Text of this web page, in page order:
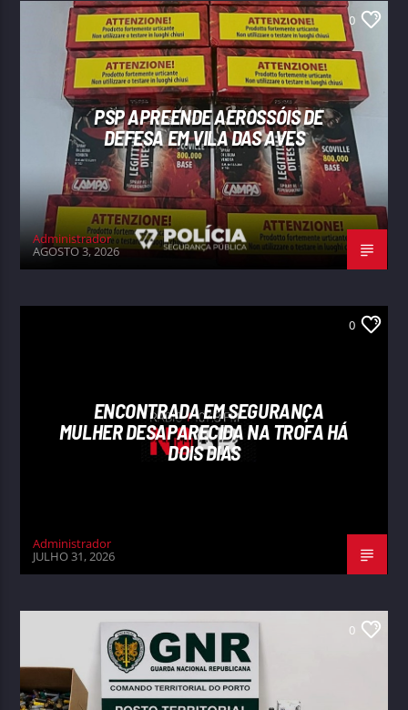
0
PSP APREENDE AEROSSÓIS DE
DEFESA EM VILA DAS AVES
Administrador
AGOSTO 3, 2026
0
ENCONTRADA EM SEGURANÇA
MULHER DESAPARECIDA NA TROFA HÁ
DOIS DIAS
Administrador
JULHO 31, 2026
0